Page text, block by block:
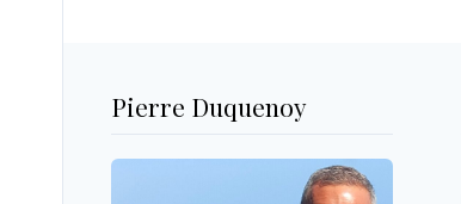
Pierre Duquenoy